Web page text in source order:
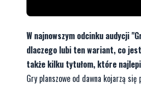
W najnowszym odcinku audycji
dlaczego lubi ten wariant, co
także kilku tytułom, które
Gry planszowe od dawna kojarzą